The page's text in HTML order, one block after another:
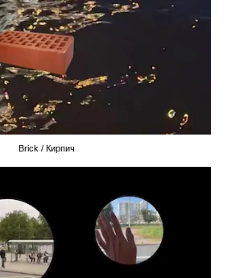
Brick / Кирпич